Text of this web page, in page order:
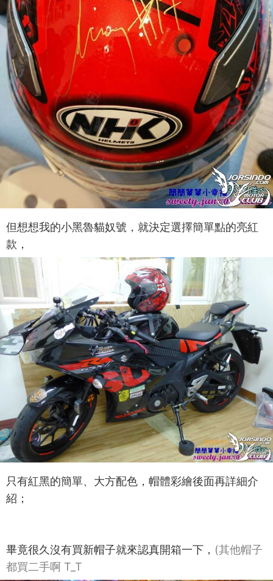
但想想我的小黑魯貓奴號，就決定選擇簡單點的亮紅
款，
只有紅黑的簡單、大方配色，帽體彩繪後面再詳細介
紹；
畢竟很久沒有買新帽子就來認真開箱一下， (其他帽子
都買二手啊 T_T